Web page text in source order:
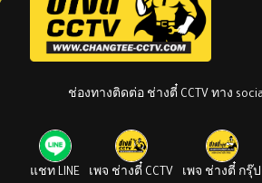
ช่องทางติดต่อ ช่างตี๋ CCTV ทาง
แชท LINE เพจ ช่างตี๋ CCTV เพจ ช่างตี๋ กรุ๊ป